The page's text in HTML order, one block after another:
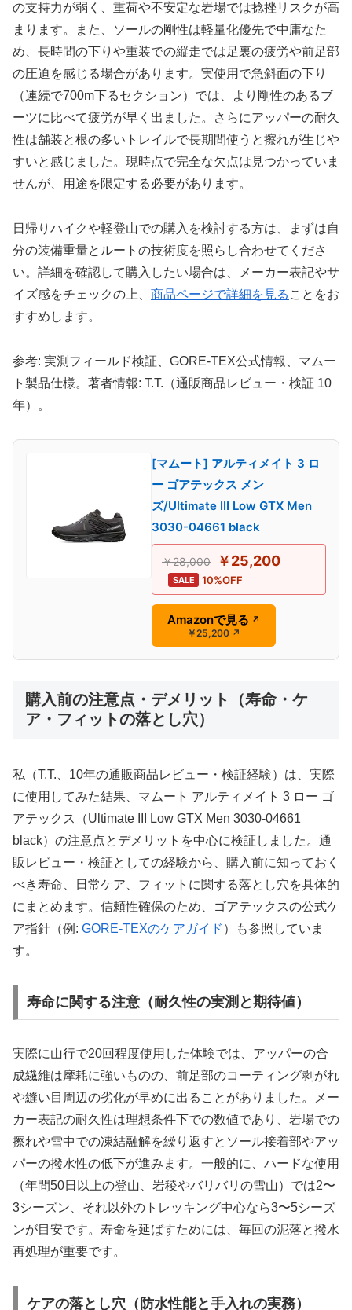
の支持力が弱く、重荷や不安定な岩場では捻挫リスクが高
まります。また、ソールの剛性は軽量化優先で中庸なた
め、長時間の下りや重装での縦走では足裏の疲労や前足部
の圧迫を感じる場合があります。実使用で急斜面の下り
（連続で700m下るセクション）では、より剛性のあるブ
ーツに比べて疲労が早く出ました。さらにアッパーの耐久
性は舗装と根の多いトレイルで長期間使うと擦れが生じや
すいと感じました。現時点で完全な欠点は見つかっていま
せんが、用途を限定する必要があります。
日帰りハイクや軽登山での購入を検討する方は、まずは自
分の装備重量とルートの技術度を照らし合わせてくださ
い。詳細を確認して購入したい場合は、メーカー表記やサ
イズ感をチェックの上、 商品ページで詳細を見る ことをお
すすめします。
参考: 実測フィールド検証、GORE-TEX公式情報、マムー
ト製品仕様。著者情報: T.T.（通販商品レビュー・検証 10
年）。
[マムート] アルティメイト 3 ロ
ー ゴアテックス メン
ズ/Ultimate III Low GTX Men
3030-04661 black
￥28,000 ￥25,200
SALE 10%OFF
Amazonで見る ↗
￥25,200 ↗
購入前の注意点・デメリット（寿命・ケ
ア・フィットの落とし穴）
私（T.T.、10年の通販商品レビュー・検証経験）は、実際
に使用してみた結果、マムート アルティメイト 3 ロー ゴ
アテックス（Ultimate III Low GTX Men 3030-04661
black）の注意点とデメリットを中心に検証しました。通
販レビュー・検証としての経験から、購入前に知っておく
べき寿命、日常ケア、フィットに関する落とし穴を具体的
にまとめます。信頼性確保のため、ゴアテックスの公式ケ
ア指針（例: GORE‑TEXのケアガイド ）も参照していま
す。
寿命に関する注意（耐久性の実測と期待値）
実際に山行で20回程度使用した体験では、アッパーの合
成繊維は摩耗に強いものの、前足部のコーティング剥がれ
や縫い目周辺の劣化が早めに出ることがありました。メー
カー表記の耐久性は理想条件下での数値であり、岩場での
擦れや雪中での凍結融解を繰り返すとソール接着部やアッ
パーの撥水性の低下が進みます。一般的に、ハードな使用
（年間50日以上の登山、岩稜やバリバリの雪山）では2〜
3シーズン、それ以外のトレッキング中心なら3〜5シーズ
ンが目安です。寿命を延ばすためには、毎回の泥落と撥水
再処理が重要です。
ケアの落とし穴（防水性能と手入れの実務）